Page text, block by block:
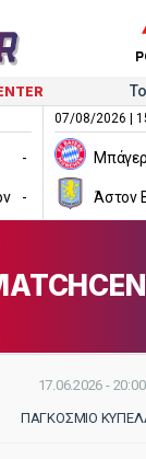
-
-
07/08/2026 |
Άστον
17.06.2026 - 20:00
ΠΑΓΚΌΣΜΙΟ